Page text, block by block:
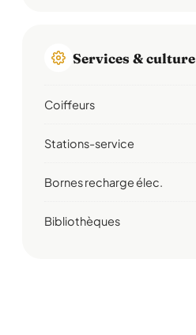
Services & culture
Coiffeurs
Stations-service
Bornes recharge élec.
Bibliothèques